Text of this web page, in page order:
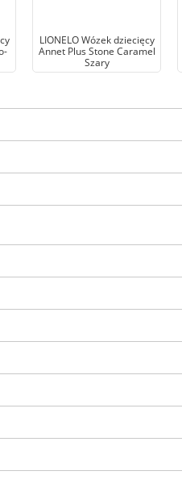
LIONELO Wózek dziecięcy
Annet Plus Stone Caramel
Szary